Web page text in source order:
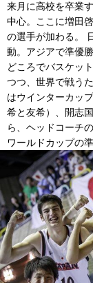
来月に高校を卒業
中心。ここに増田
の選手が加わる。
動。アジアで準優
どころでバスケッ
つつ、世界で戦う
はウインターカッ
希と友希）、開志
ら、ヘッドコーチ
ワールドカップの